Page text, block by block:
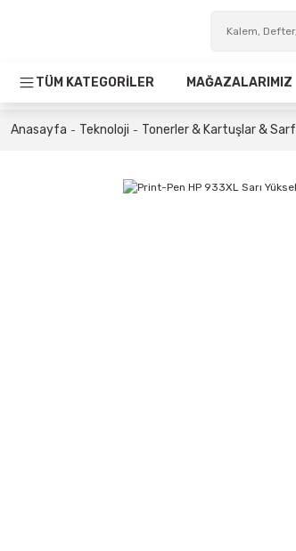
TÜM KATEGORİLER MAĞAZALARIMIZ
Anasayfa Teknoloji Tonerler & Kartuşlar & Sarf